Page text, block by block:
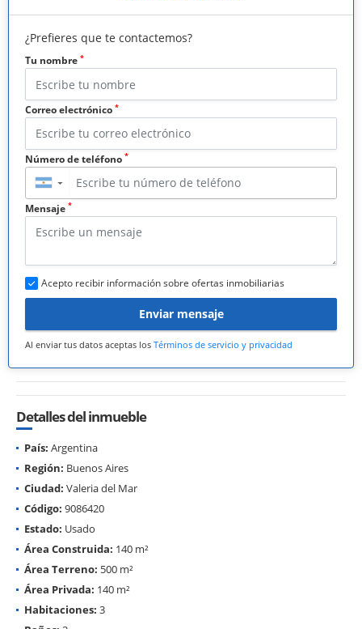
¿Prefieres que te contactemos?
Tu nombre *
Correo electrónico *
Número de teléfono *
▼
Mensaje *
Acepto recibir información sobre ofertas inmobiliarias
Enviar mensaje
Al enviar tus datos aceptas los Términos de servicio y privacidad
Detalles del inmueble
País: Argentina
Región: Buenos Aires
Ciudad: Valeria del Mar
Código: 9086420
Estado: Usado
Área Construida: 140 m²
Área Terreno: 500 m²
Área Privada: 140 m²
Habitaciones: 3